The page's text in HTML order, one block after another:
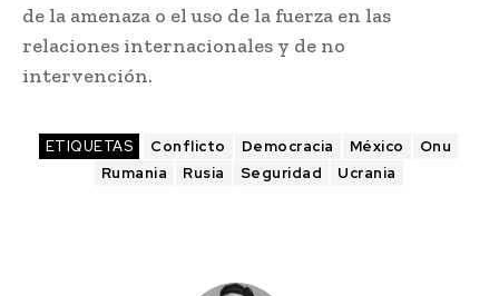
de la amenaza o el uso de la fuerza en las
relaciones internacionales y de no
intervención.
ETIQUETAS Conflicto Democracia México
Onu
Rumania
Rusia Seguridad Ucrania